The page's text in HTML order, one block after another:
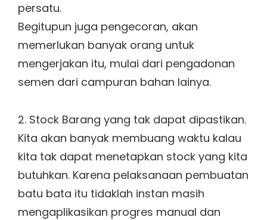
persatu.
Begitupun juga pengecoran, akan
memerlukan banyak orang untuk
mengerjakan itu, mulai dari pengadonan
semen dari campuran bahan lainya.
2. Stock Barang yang tak dapat dipastikan.
Kita akan banyak membuang waktu kalau
kita tak dapat menetapkan stock yang kita
butuhkan. Karena pelaksanaan pembuatan
batu bata itu tidaklah instan masih
mengaplikasikan progres manual dan